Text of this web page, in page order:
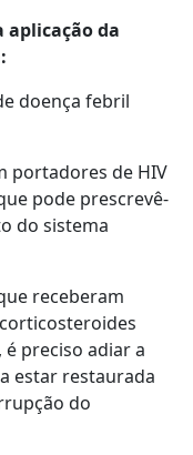
aplicação da
doença febril
portadores de HIV
pode prescrevê-
do sistema
receberam
preciso adiar a
estar restaurada
do